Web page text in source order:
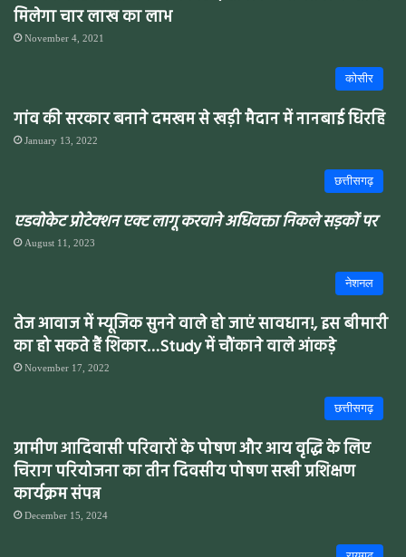
मिलेगा चार लाख का लाभ
November 4, 2021
कोसीर
गांव की सरकार बनाने दमखम से खड़ी मैदान में नानबाई धिरहि
January 13, 2022
छत्तीसगढ़
एडवोकेट प्रोटेक्शन एक्ट लागू करवाने अधिवक्ता निकले सड़कों पर
August 11, 2023
नेशनल
तेज आवाज में म्यूजिक सुनने वाले हो जाएं सावधान!, इस बीमारी
का हो सकते हैं शिकार…Study में चौंकाने वाले आंकड़े
November 17, 2022
छत्तीसगढ़
ग्रामीण आदिवासी परिवारों के पोषण और आय वृद्धि के लिए
चिराग परियोजना का तीन दिवसीय पोषण सखी प्रशिक्षण
कार्यक्रम संपन्न
December 15, 2024